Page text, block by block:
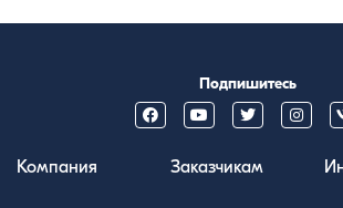
отеля и в общественных зонах. Имеет
Подпишитесь
Компания Заказчикам